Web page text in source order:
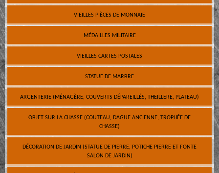
VIEILLES PIÈCES DE MONNAIE
MÉDAILLES MILITAIRE
VIEILLES CARTES POSTALES
STATUE DE MARBRE
ARGENTERIE (MÉNAGÈRE, COUVERTS DÉPAREILLÉS, THEILLERE, PLATEAU)
OBJET SUR LA CHASSE (COUTEAU, DAGUE ANCIENNE, TROPHÉE DE
CHASSE)
DÉCORATION DE JARDIN (STATUE DE PIERRE, POTICHE PIERRE ET FONTE
SALON DE JARDIN)